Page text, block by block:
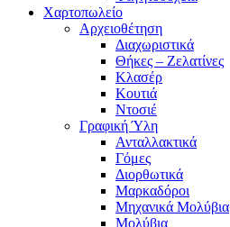
Χαρτοπωλείο
Αρχειοθέτηση
Διαχωριστικά
Θήκες – Ζελατίνες
Κλασέρ
Κουτιά
Ντοσιέ
Γραφική Ύλη
Ανταλλακτικά
Γόμες
Διορθωτικά
Μαρκαδόροι
Μηχανικά Μολύβια
Μολύβια